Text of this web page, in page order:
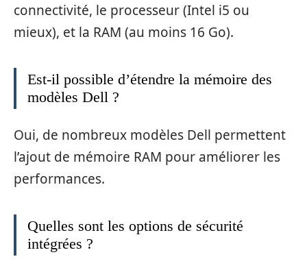
connectivité, le processeur (Intel i5 ou
mieux), et la RAM (au moins 16 Go).
Est-il possible d’étendre la mémoire des
modèles Dell ?
Oui, de nombreux modèles Dell permettent
l’ajout de mémoire RAM pour améliorer les
performances.
Quelles sont les options de sécurité
intégrées ?